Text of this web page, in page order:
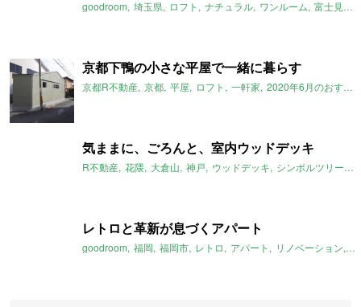
goodroom 埼玉県 ロフト ナチュラル ワンルーム 富士見市
京都下鴨の小さな平屋で一緒に暮らす
京都R不動産 京都 平屋 ロフト 一軒家 2020年6月のおすすめ
気ままに、ごろんと、室内ウッドデッキ
R不動産 花隈 大倉山 神戸 ウッドデッキ シンボルツリー
レトロと革新が息づくアパート
goodroom 福岡 福岡市 レトロ アパート リノベーション